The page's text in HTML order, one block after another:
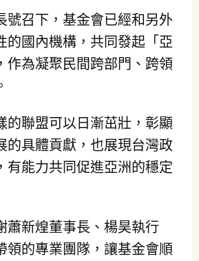
號召下，基金會已經和另外
的國內機構，共同發起「亞
作為凝聚民間跨部門、跨領
的聯盟可以日漸茁壯，彰顯
的具體貢獻，也展現台灣政
有能力共同促進亞洲的穩定
蕭新煌董事長、楊昊執行
領的專業團隊，讓基金會順